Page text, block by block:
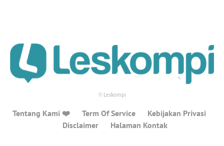
© Leskompi
Tentang Kami ❤️ Term Of Service
Kebijakan Privasi
Disclaimer
Halaman Kontak